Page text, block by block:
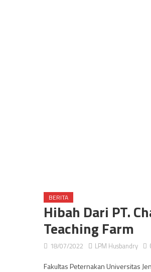
BERITA
Hibah Dari PT.
Teaching Farm
18/07/2022 LPM Husbandry
Fakultas Peternakan Universitas